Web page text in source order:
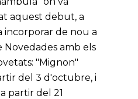
aquest debut, a
incorporar de nou a
Novedades amb els
"Mignon"
del 3 d'octubre, i
partir del 21